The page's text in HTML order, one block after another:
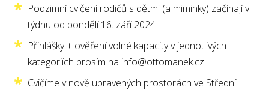
Podzimní cvičení rodičů s dětmi (a miminky) začínají v
týdnu od pondělí 16. září 2024
Přihlášky + ověření volné kapacity v jednotlivých
kategoriích prosím na info@ottomanek.cz
Cvičíme v nově upravených prostorách ve Střední